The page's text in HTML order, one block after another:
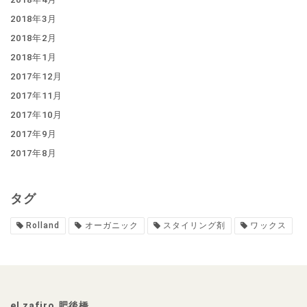
2018年3月
2018年2月
2018年1月
2017年12月
2017年11月
2017年10月
2017年9月
2017年8月
タグ
Rolland オーガニック スタイリング剤 ワックス